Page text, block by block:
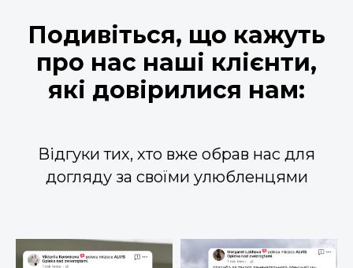
Подивіться, що кажуть
про нас наші клієнти,
які довірилися нам:
Відгуки тих, хто вже обрав нас для
догляду за своїми улюбленцями